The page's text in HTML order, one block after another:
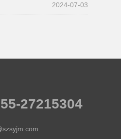
2024-07-03
27215304